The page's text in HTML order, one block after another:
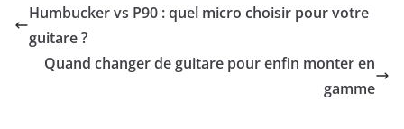
Humbucker vs P90 : quel micro choisir pour votre
guitare ?
Quand changer de guitare pour enfin monter en
gamme